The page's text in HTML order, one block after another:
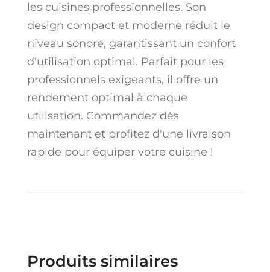
les cuisines professionnelles. Son
design compact et moderne réduit le
niveau sonore, garantissant un confort
d'utilisation optimal. Parfait pour les
professionnels exigeants, il offre un
rendement optimal à chaque
utilisation. Commandez dès
maintenant et profitez d'une livraison
rapide pour équiper votre cuisine !
Produits similaires